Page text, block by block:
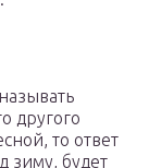
другого
то ответ
зиму, будет